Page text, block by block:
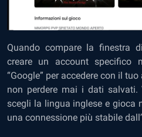
Quando compare la finestra
creare un account specifico
“Google” per accedere con il
non perdere mai i dati salvati.
scegli la lingua inglese e gioca
una connessione più stabile